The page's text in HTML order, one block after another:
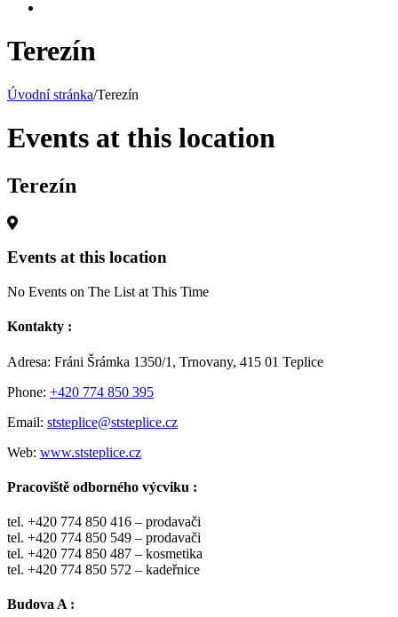
Terezín
Úvodní stránka/Terezín
Events at this location
Terezín
Events at this location
No Events on The List at This Time
Kontakty :
Adresa: Fráni Šrámka 1350/1, Trnovany, 415 01 Teplice
Phone: +420 774 850 395
Email: ststeplice@ststeplice.cz
Web: www.ststeplice.cz
Pracoviště odborného výcviku :
tel. +420 774 850 416 – prodavači
tel. +420 774 850 549 – prodavači
tel. +420 774 850 487 – kosmetika
tel. +420 774 850 572 – kadeřnice
Budova A :